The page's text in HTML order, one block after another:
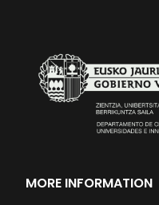
MORE INFORMATION